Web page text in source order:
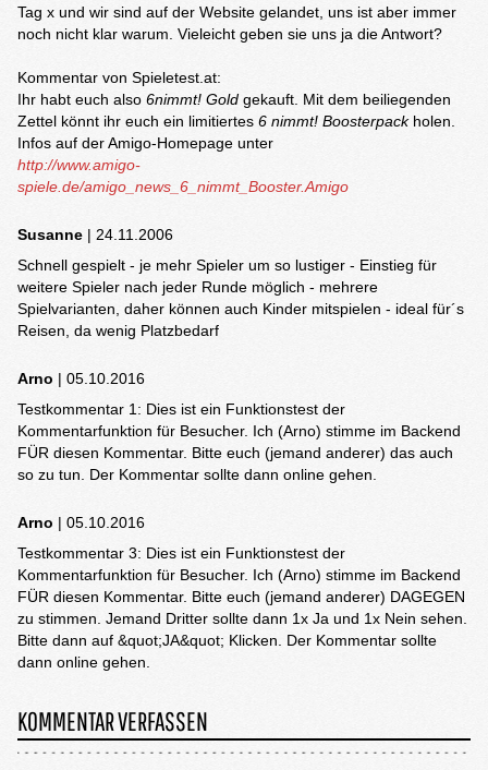
Tag x und wir sind auf der Website gelandet, uns ist aber immer
noch nicht klar warum. Vieleicht geben sie uns ja die Antwort?
Kommentar von Spieletest.at:
Ihr habt euch also 6nimmt! Gold gekauft. Mit dem beiliegenden
Zettel könnt ihr euch ein limitiertes 6 nimmt! Boosterpackholen.
Infos auf der Amigo-Homepage unter
http://www.amigo-
spiele.de/amigo_news_6_nimmt_Booster.Amigo
Susanne | 24.11.2006
Schnell gespielt - je mehr Spieler um so lustiger - Einstieg für
weitere Spieler nach jeder Runde möglich - mehrere
Spielvarianten, daher können auch Kinder mitspielen - ideal für´s
Reisen, da wenig Platzbedarf
Arno | 05.10.2016
Testkommentar 1: Dies ist ein Funktionstest der
Kommentarfunktion für Besucher. Ich (Arno) stimme im Backend
FÜR diesen Kommentar. Bitte euch (jemand anderer) das auch
so zu tun. Der Kommentar sollte dann online gehen.
Arno | 05.10.2016
Testkommentar 3: Dies ist ein Funktionstest der
Kommentarfunktion für Besucher. Ich (Arno) stimme im Backend
FÜR diesen Kommentar. Bitte euch (jemand anderer) DAGEGEN
zu stimmen. Jemand Dritter sollte dann 1x Ja und 1x Nein sehen.
Bitte dann auf &quot;JA&quot; Klicken. Der Kommentar sollte
dann online gehen.
KOMMENTAR VERFASSEN